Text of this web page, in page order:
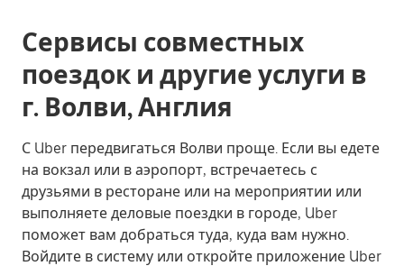
Сервисы совместных
поездок и другие услуги в
г. Волви, Англия
С Uber передвигаться Волви проще. Если вы едете
на вокзал или в аэропорт, встречаетесь с
друзьями в ресторане или на мероприятии или
выполняете деловые поездки в городе, Uber
поможет вам добраться туда, куда вам нужно.
Войдите в систему или откройте приложение Uber